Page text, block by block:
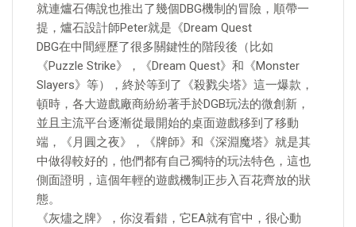
就連爐石傳說也推出了幾個DBG機制的冒險，順帶一
提，爐石設計師Peter就是《Dream Quest
DBG在中間經歷了很多關鍵性的階段後（比如
《Puzzle Strike》，《Dream Quest》和《Monster
Slayers》等），終於等到了《殺戮尖塔》這一爆款，
頓時，各大遊戲廠商紛紛著手於DGB玩法的微創新，
並且主流平台逐漸從最開始的桌面遊戲移到了移動
端，《月圓之夜》，《牌師》和《深淵魔塔》就是其
中做得較好的，他們都有自己獨特的玩法特色，這也
側面證明，這個年輕的遊戲機制正步入百花齊放的狀
態。
《灰燼之牌》，你沒看錯，它EA就有官中，很心動